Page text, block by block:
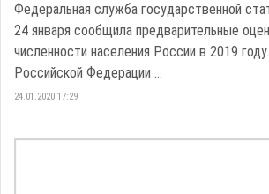
Федеральная служба государственной
24 января сообщила предварительные
численности населения России в 2019
Российской Федерации ...
24.01.2020 17:29